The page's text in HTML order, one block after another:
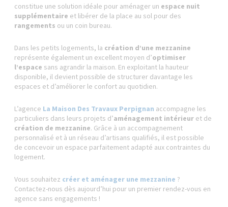
constitue une solution idéale pour aménager un espace nuit
supplémentaire et libérer de la place au sol pour des
rangements ou un coin bureau.
Dans les petits logements, la création d’une mezzanine
représente également un excellent moyen d’optimiser
l’espace sans agrandir la maison. En exploitant la hauteur
disponible, il devient possible de structurer davantage les
espaces et d’améliorer le confort au quotidien.
L’agence La Maison Des Travaux Perpignan accompagne les
particuliers dans leurs projets d’aménagement intérieur et de
création de mezzanine. Grâce à un accompagnement
personnalisé et à un réseau d’artisans qualifiés, il est possible
de concevoir un espace parfaitement adapté aux contraintes du
logement.
Vous souhaitez créer et aménager une mezzanine ?
Contactez-nous dès aujourd’hui pour un premier rendez-vous en
agence sans engagements !